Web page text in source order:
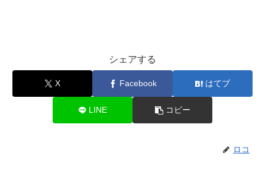
シェアする
X Facebook はてブ
LINE コピー
ロコ